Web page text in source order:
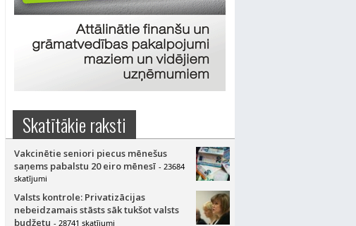
Skatītākie raksti
Vakcinētie seniori piecus mēnešus
saņems pabalstu 20 eiro mēnesī - 23684
skatījumi
Valsts kontrole: Privatizācijas
nebeidzamais stāsts sāk tukšot valsts
budžetu - 28741 skatījumi